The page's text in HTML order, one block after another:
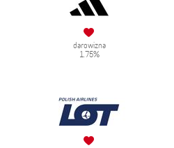
darowizna
1.75%